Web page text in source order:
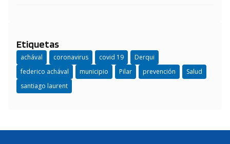
Etiquetas
achával coronavirus covid 19
Derqui
federico achával
municipio Pilar prevención
Salud
santiago laurent